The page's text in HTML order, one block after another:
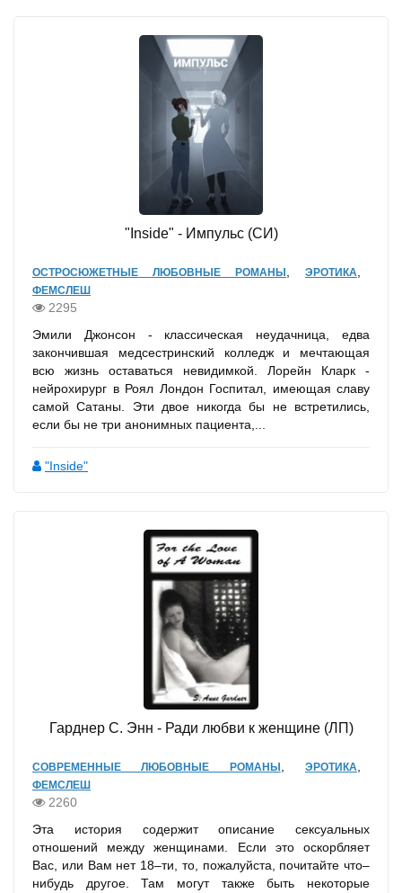
"Inside" - Импульс (СИ)
ОСТРОСЮЖЕТНЫЕ ЛЮБОВНЫЕ РОМАНЫ ЭРОТИКА
ФЕМСЛЕШ
2295
Эмили Джонсон - классическая неудачница, едва
закончившая медсестринский колледж и мечтающая
всю жизнь оставаться невидимкой. Лорейн Кларк -
нейрохирург в Роял Лондон Госпитал, имеющая славу
самой Сатаны. Эти двое никогда бы не встретились,
если бы не три анонимных пациента,...
"Inside"
Гарднер С. Энн - Ради любви к женщине (ЛП)
СОВРЕМЕННЫЕ ЛЮБОВНЫЕ РОМАНЫ ,ЭРОТИКА
ФЕМСЛЕШ
2260
Эта история содержит описание сексуальных
отношений между женщинами. Если это оскорбляет
Вас, или Вам нет 18–ти, то, пожалуйста, почитайте что–
нибудь другое. Там могут также быть некоторые